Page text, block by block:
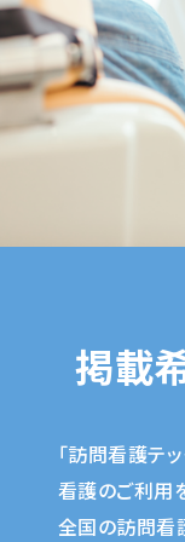
掲載
「訪問看護テ
看護のご利用
全国の訪問看